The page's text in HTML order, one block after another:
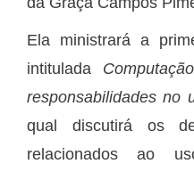
Ela ministrará a
intitulada
responsabilidades no
qual discutirá os
relacionados ao